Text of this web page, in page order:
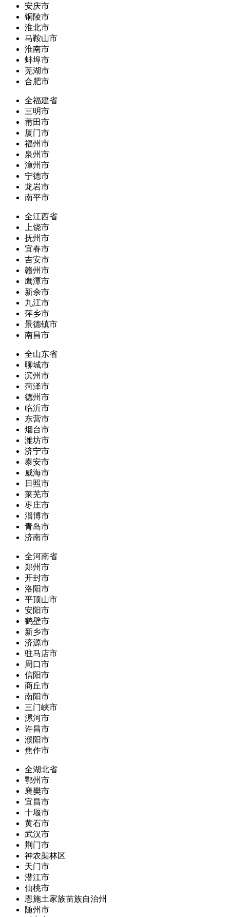
安庆市
铜陵市
淮北市
马鞍山市
淮南市
蚌埠市
芜湖市
合肥市
全福建省
三明市
莆田市
厦门市
福州市
泉州市
漳州市
宁德市
龙岩市
南平市
全江西省
上饶市
抚州市
宜春市
吉安市
赣州市
鹰潭市
新余市
九江市
萍乡市
景德镇市
南昌市
全山东省
聊城市
滨州市
菏泽市
德州市
临沂市
东营市
烟台市
潍坊市
济宁市
泰安市
威海市
日照市
莱芜市
枣庄市
淄博市
青岛市
济南市
全河南省
郑州市
开封市
洛阳市
平顶山市
安阳市
鹤壁市
新乡市
济源市
驻马店市
周口市
信阳市
商丘市
南阳市
三门峡市
漯河市
许昌市
濮阳市
焦作市
全湖北省
鄂州市
襄樊市
宜昌市
十堰市
黄石市
武汉市
荆门市
神农架林区
天门市
潜江市
仙桃市
恩施土家族苗族自治州
随州市